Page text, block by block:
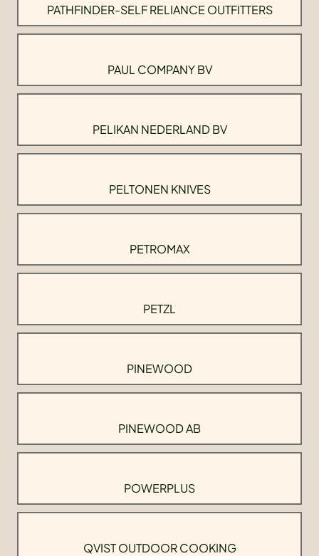
PATHFINDER-SELF RELIANCE OUTFITTERS
PAUL COMPANY BV
PELIKAN NEDERLAND BV
PELTONEN KNIVES
PETROMAX
PETZL
PINEWOOD
PINEWOOD AB
POWERPLUS
QVIST OUTDOOR COOKING